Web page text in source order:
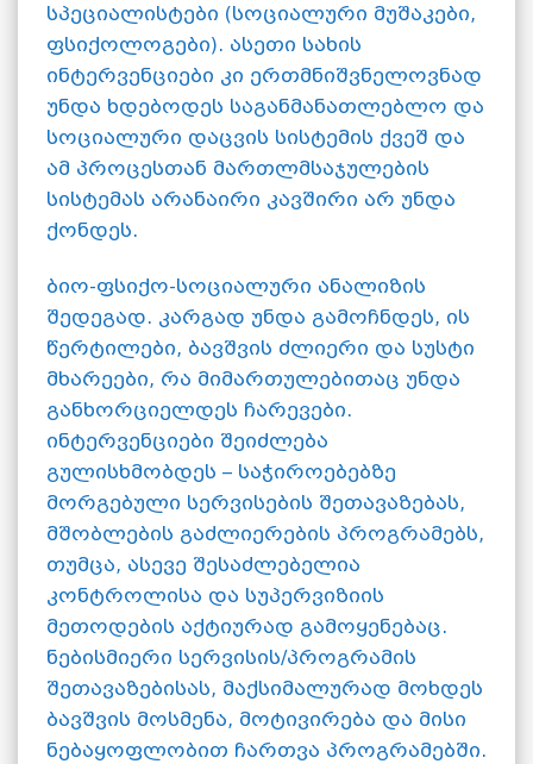
სპეციალისტები (სოციალური მუშაკები,
ფსიქოლოგები). ასეთი სახის
ინტერვენციები კი ერთმნიშვნელოვნად
უნდა ხდებოდეს საგანმანათლებლო და
სოციალური დაცვის სისტემის ქვეშ და
ამ პროცესთან მართლმსაჯულების
სისტემას არანაირი კავშირი არ უნდა
ქონდეს.
ბიო-ფსიქო-სოციალური ანალიზის
შედეგად. კარგად უნდა გამოჩნდეს, ის
წერტილები, ბავშვის ძლიერი და სუსტი
მხარეები, რა მიმართულებითაც უნდა
განხორციელდეს ჩარევები.
ინტერვენციები შეიძლება
გულისხმობდეს – საჭიროებებზე
მორგებული სერვისების შეთავაზებას,
მშობლების გაძლიერების პროგრამებს,
თუმცა, ასევე შესაძლებელია
კონტროლისა და სუპერვიზიის
მეთოდების აქტიურად გამოყენებაც.
ნებისმიერი სერვისის/პროგრამის
შეთავაზებისას, მაქსიმალურად მოხდეს
ბავშვის მოსმენა, მოტივირება და მისი
ნებაყოფლობით ჩართვა პროგრამებში.